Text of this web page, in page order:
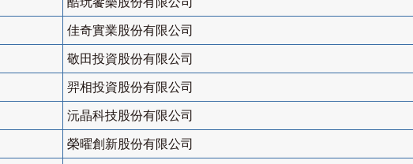
佳奇實業股份有限公司
敬田投資股份有限公司
羿相投資股份有限公司
沅晶科技股份有限公司
榮曜創新股份有限公司